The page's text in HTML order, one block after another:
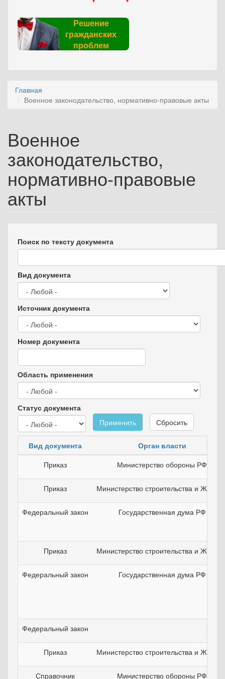
Решение
гражданских
проблем
Главная
Военное законодательство, нормативно-правовые акты
Военное
законодательство,
нормативно-правовые
акты
Поиск по тексту документа
Вид документа
Источник документа
Номер документа
Область применения
Статус документа
Применить
Сбросить
Вид документа
Орган власти
Приказ
Министерство обороны РФ
Приказ Министерство строительства и ЖКХ
Федеральный закон Государственная дума РФ
Приказ Министерство строительства и ЖКХ
Федеральный закон Государственная дума РФ
Федеральный закон
Приказ Министерство строительства и ЖКХ
Справочник Министерство обороны РФ